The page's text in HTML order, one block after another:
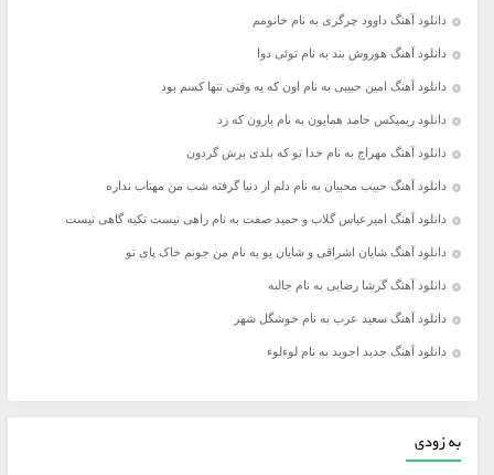
دانلود آهنگ داوود چرگری به نام خانومم
دانلود آهنگ هوروش بند به نام توئی دوا
دانلود آهنگ امین حبیبی به نام اون که یه وقتی تنها کسم بود
دانلود ریمیکس حامد همایون به نام بارون که زد
دانلود آهنگ مهراج به نام خدا تو که بلدی برش گردون
دانلود آهنگ حبیب محبیان به نام دلم از دنیا گرفته شب من مهتاب نداره
دانلود آهنگ امیرعباس گلاب و حمید صفت به نام راهی نیست تکیه گاهی نیست
دانلود آهنگ شایان اشراقی و شایان یو به نام من جونم خاک پای تو
دانلود آهنگ گرشا رضایی به نام جالبه
دانلود آهنگ سعید عرب به نام خوشگل شهر
دانلود آهنگ جدید اجوید به نام لوءلوء
به زودی